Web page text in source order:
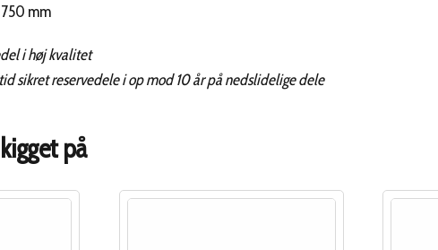
mm
i høj kvalitet
sikret reservedele i op mod 10 år på nedslidelige dele
på